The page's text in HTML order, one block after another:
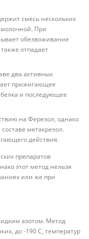
смесь нескольких
молочной. При
обезвоживание
отпадает
два активных
прижигающее
и последующее
на Ферезол, однако
метакрезол.
действия.
препаратов
этот метод нельзя
или же при
азотом. Метод
до -190 C, температур